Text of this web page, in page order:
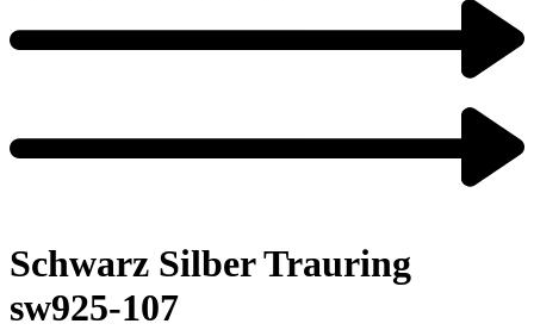
navigation
Schwarz Silber Trauring
sw925-107